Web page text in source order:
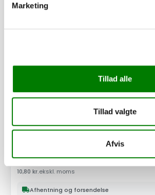
Marketing
Tillad alle
Tillad valgte
Afvis
SKU: 40354
13,50kr.
10,80 kr.ekskl. moms
Afhentning og forsendelse